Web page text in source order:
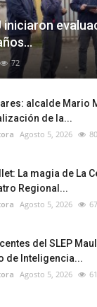
iniciaron
72
alcalde Mario
de la...
Agosto 5, 2026
La magia de La
Regional...
Agosto 5, 2026 67
del SLEP
de Inteligencia...
Agosto 5, 2026 61